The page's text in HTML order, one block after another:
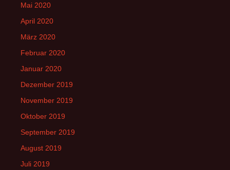
Mai 2020
April 2020
März 2020
Februar 2020
Januar 2020
Dezember 2019
November 2019
Oktober 2019
September 2019
August 2019
Juli 2019